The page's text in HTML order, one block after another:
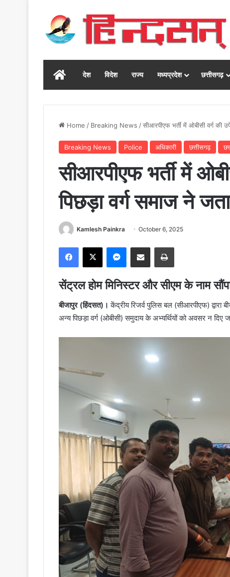
Homeदेश विदेश राज्य मध्यप्रदेश छत्तीसगढ़
Home / Breaking News /सीआरपीएफ भर्ती में ओबीसी वर्ग की
Breaking News Police अधिकारी छत्तीसगढ़
सीआरपीएफ भर्ती में
पिछड़ा वर्ग समाज ने
Kamlesh Painkra October 6, 2025
Facebook
X Messenger
Share via Email Print
सेंट्रल होम मिनिस्टर और सीएम के नाम
बीजापुर (हिंदसत)। केंद्रीय रिजर्व पुलिस बल (सीआरपीएफ) द्वारा
अन्य पिछड़ा वर्ग (ओबीसी) समुदाय के अभ्यर्थियों को अवसर न दिए